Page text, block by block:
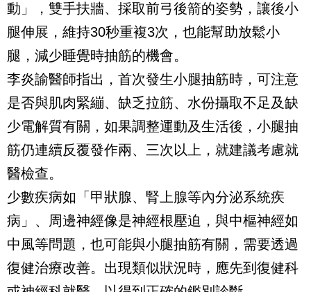
動」，雙手扶牆、採取前弓後箭的姿勢，讓後小
腿伸展，維持30秒重複3次，也能幫助放鬆小
腿，減少睡覺時抽筋的機會。
李炎諭醫師指出，首次發生小腿抽筋時，可注意
是否與肌肉緊繃、缺乏拉筋、水份攝取不足及缺
少電解質有關，如果調整運動及生活後，小腿抽
筋仍連續反覆發作兩、三次以上，就建議考慮就
醫檢查。
少數疾病如「甲狀腺、腎上腺等內分泌系統疾
病」、周邊神經像是神經根壓迫，與中樞神經如
中風等問題，也可能與小腿抽筋有關，需要透過
復健治療改善。出現類似狀況時，應先到復健科